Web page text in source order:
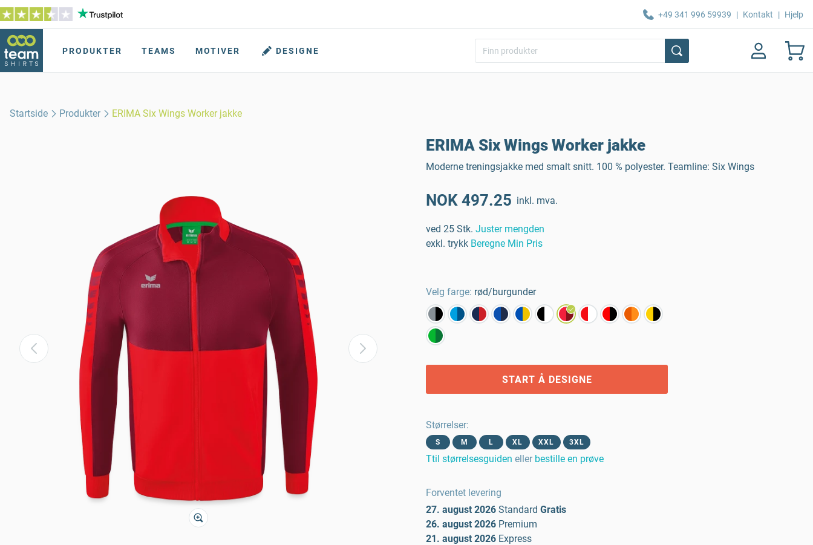
+49 341 996 59939 | Kontakt | Hjelp
PRODUKTER TEAMS MOTIVER DESIGNE
Startside Produkter ERIMA Six Wings Worker jakke
ERIMA Six Wings Worker jakke
Moderne treningsjakke med smalt snitt. 100 % polyester. Teamline: Six Wings
NOK 497.25 inkl. mva.
ved 25 Stk. Juster mengden
exkl. trykk Beregne Min Pris
Velg farge: rød/burgunder
START Å DESIGNE
Størrelser:
S M L XL XXL 3XL
Ttil størrelsesguiden eller bestille en prøve
Forventet levering
27. august 2026 Standard Gratis
26. august 2026 Premium
21. august 2026 Express